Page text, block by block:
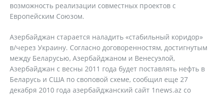
возможность реализации совместных проектов с
Европейским Союзом.
Азербайджан старается наладить «стабильный коридор»
в/через Украину. Согласно договоренностям, достигнутым
между Беларусью, Азербайджаном и Венесуэлой,
Азербайджан с весны 2011 года будет поставлять нефть в
Беларусь и США по своповой схеме, сообщил еще 27
декабря 2010 года азербайджанский сайт 1news.az со